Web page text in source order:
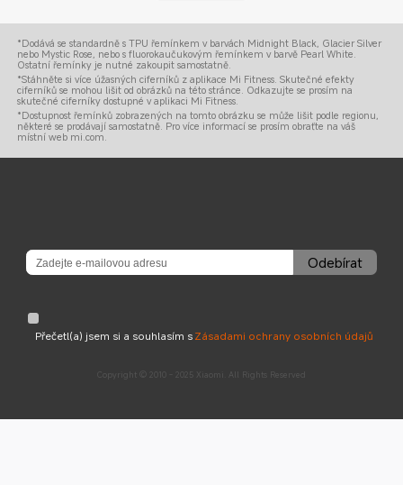
*Dodává se standardně s TPU řemínkem v barvách Midnight Black, Glacier Silver
nebo Mystic Rose, nebo s fluorokaučukovým řemínkem v barvě Pearl White.
Ostatní řemínky je nutné zakoupit samostatně.
*Stáhněte si více úžasných ciferníků z aplikace Mi Fitness. Skutečné efekty
ciferníků se mohou lišit od obrázků na této stránce. Odkazujte se prosím na
skutečné ciferníky dostupné v aplikaci Mi Fitness.
*Dostupnost řemínků zobrazených na tomto obrázku se může lišit podle regionu,
některé se prodávají samostatně. Pro více informací se prosím obraťte na váš
místní web mi.com.
Odebírat
Přečetl(a) jsem si a souhlasím s Zásadami ochrany osobních údajů
Copyright © 2010 - 2025 Xiaomi. All Rights Reserved